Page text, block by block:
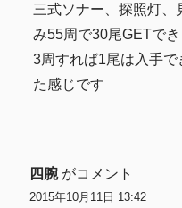
三式ソナー、探照灯、
み55周で30尾GETでき
3周すれば1尾は入手
た感じです
四腕 がコメント
2015年10月11日 13:42